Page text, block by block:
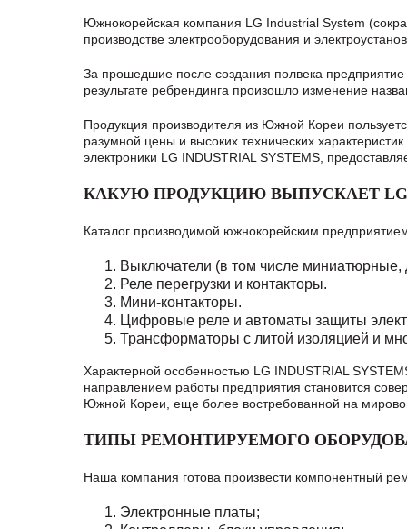
Южнокорейская компания LG Industrial System
производстве электрооборудования и
За прошедшие после создания полвека
результате ребрендинга произошло изменение
Продукция производителя из Южной Кореи
разумной цены и высоких технических
электроники LG INDUSTRIAL SYSTEMS,
КАКУЮ ПРОДУКЦИЮ ВЫПУСКАЕТ LG
Каталог производимой южнокорейским
Выключатели (в том числе
Реле перегрузки и контакторы.
Мини-контакторы.
Цифровые реле и автоматы защиты
Трансформаторы с литой изоляцией и
Характерной особенностью LG INDUSTRIAL
направлением работы предприятия становится
Южной Кореи, еще более востребованной на
ТИПЫ РЕМОНТИРУЕМОГО
Наша компания готова произвести компонентный
Электронные платы;